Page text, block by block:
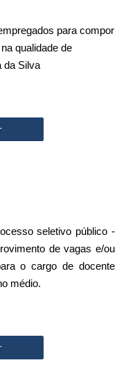
para compor
qualidade de
da Silva
seletivo público -
de vagas e/ou
o cargo de docente
médio.